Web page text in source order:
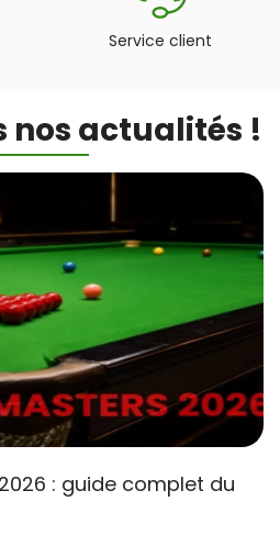
Service client
nos actualités !
: guide complet du